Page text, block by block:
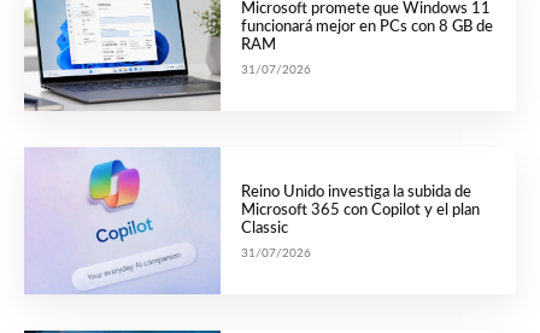
Microsoft promete que Windows 11
funcionará mejor en PCs con 8 GB de
RAM
31/07/2026
Reino Unido investiga la subida de
Microsoft 365 con Copilot y el plan
Classic
31/07/2026